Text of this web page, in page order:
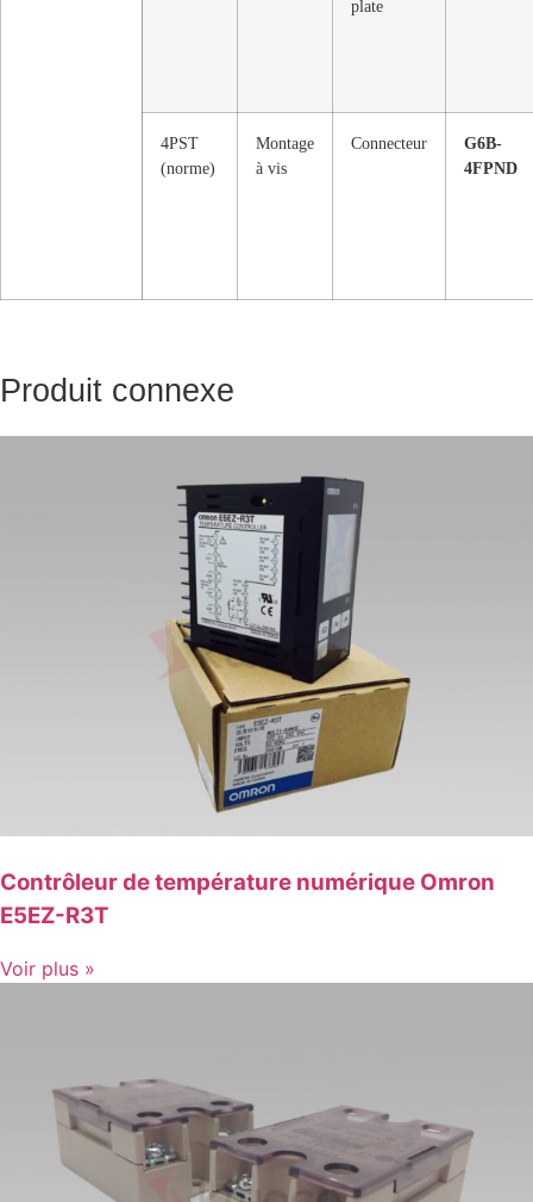
plate
4PST
(norme)
Montage
à vis
Connecteur
G6B-
4FPND
Produit connexe
Contrôleur de température numérique Omron
E5EZ-R3T
Voir plus »